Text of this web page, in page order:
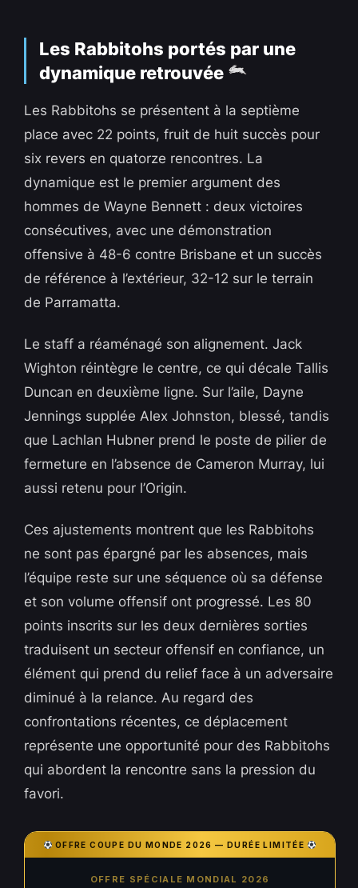
Les Rabbitohs portés par une
dynamique retrouvée
Les Rabbitohs se présentent à la septième
place avec 22 points, fruit de huit succès pour
six revers en quatorze rencontres. La
dynamique est le premier argument des
hommes de Wayne Bennett : deux victoires
consécutives, avec une démonstration
offensive à 48-6 contre Brisbane et un succès
de référence à l’extérieur, 32-12 sur le terrain
de Parramatta.
Le staff a réaménagé son alignement. Jack
Wighton réintègre le centre, ce qui décale Tallis
Duncan en deuxième ligne. Sur l’aile, Dayne
Jennings supplée Alex Johnston, blessé, tandis
que Lachlan Hubner prend le poste de pilier de
fermeture en l’absence de Cameron Murray, lui
aussi retenu pour l’Origin.
Ces ajustements montrent que les Rabbitohs
ne sont pas épargné par les absences, mais
l’équipe reste sur une séquence où sa défense
et son volume offensif ont progressé. Les 80
points inscrits sur les deux dernières sorties
traduisent un secteur offensif en confiance, un
élément qui prend du relief face à un adversaire
diminué à la relance. Au regard des
confrontations récentes, ce déplacement
représente une opportunité pour des Rabbitohs
qui abordent la rencontre sans la pression du
favori.
OFFRE COUPE DU MONDE 2026 — DURÉE LIMITÉE
OFFRE SPÉCIALE MONDIAL 2026